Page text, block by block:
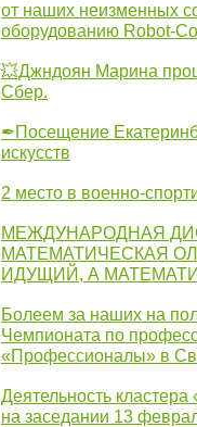
от наших неизменных
оборудованию Robot-
💥Джндоян Марина
Сбер.
✒Посещение
искусств
2 место в военно-
МЕЖДУНАРОДНАЯ
МАТЕМАТИЧЕСКАЯ
ИДУЩИЙ, А
Болеем за наших на
Чемпионата по
«Профессионалы» в
Деятельность
на заседании 13